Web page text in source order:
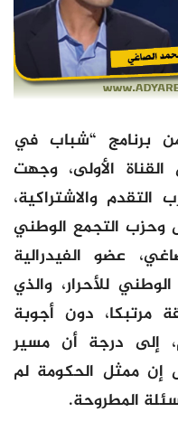
برنامج “شباب في
الأولى، وجهت
والاشتراكية،
وحزب التجمع الوطني
عضو الفيدرالية
للأحرار، والذي
مرتبكا، دون أجوبة
إلى درجة أن مسير
إن ممثل الحكومة لم
المطروحة.